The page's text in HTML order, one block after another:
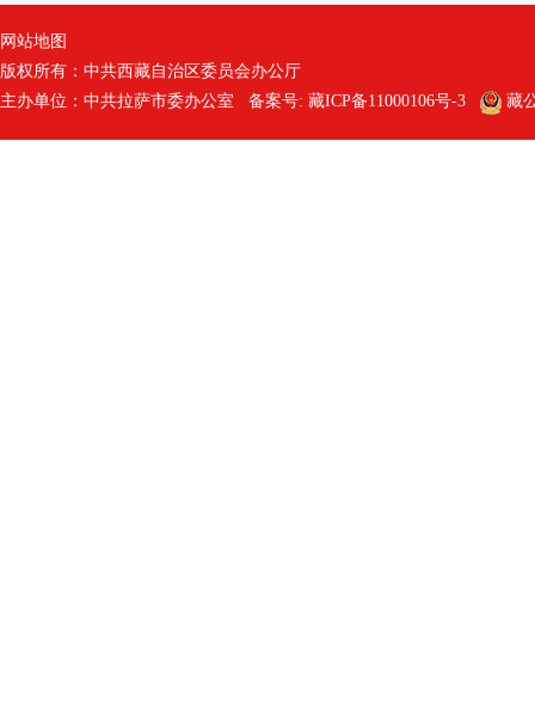
网站地图
版权所有：中共西藏自治区委员会办公厅
主办单位：中共拉萨市委办公室 备案号: 藏ICP备11000106号-3 藏